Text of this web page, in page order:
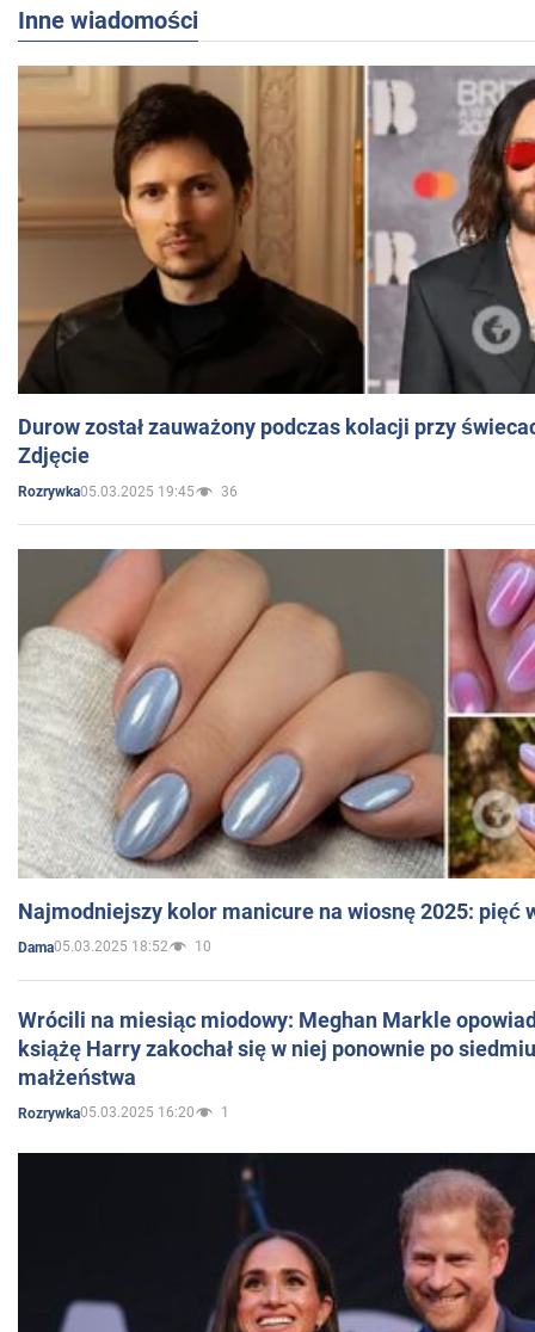
Inne wiadomości
Durow został zauważony podczas kolacji przy
Zdjęcie
Rozrywka05.03.2025 19:45 36
Najmodniejszy kolor manicure na wiosnę 2025: pięć
Dama05.03.2025 18:52 10
Wrócili na miesiąc miodowy: Meghan Markle
książę Harry zakochał się w niej ponownie po
małżeństwa
Rozrywka05.03.2025 16:20 1